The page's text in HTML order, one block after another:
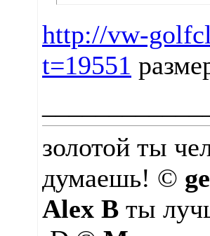
http://vw-
t=19551
золотой ты
думаешь! ©
Alex B ты